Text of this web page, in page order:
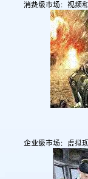
消费级市场：视频和
企业级市场：虚拟现